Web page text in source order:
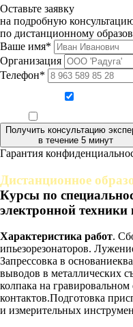
Оставьте заявку
на подробную
по дистанционному
Ваше имя*
Организация
Телефон*
Получить консультацию
в течение 5 минут
Гарантия
Дистанционное
Курсы по
электронной техники
Характеристика работ.
ипьезорезонаторов.
Запрессовка в
выводов в металлических
колпака на
контактов.Подготовка
и измерительных